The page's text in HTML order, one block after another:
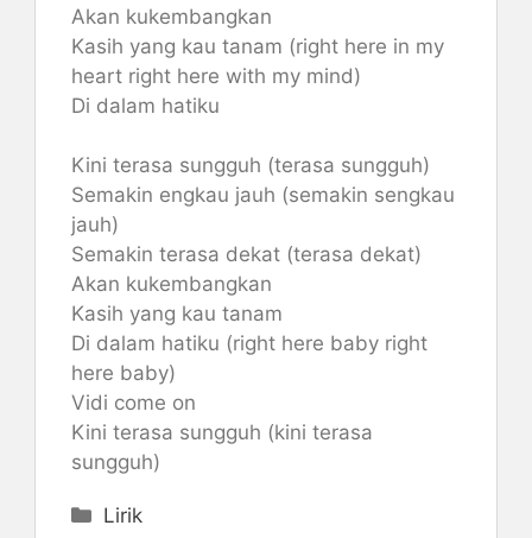
Akan kukembangkan
Kasih yang kau tanam (right here in my
heart right here with my mind)
Di dalam hatiku
Kini terasa sungguh (terasa sungguh)
Semakin engkau jauh (semakin sengkau
jauh)
Semakin terasa dekat (terasa dekat)
Akan kukembangkan
Kasih yang kau tanam
Di dalam hatiku (right here baby right
here baby)
Vidi come on
Kini terasa sungguh (kini terasa
sungguh)
Categories
Lirik